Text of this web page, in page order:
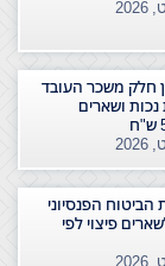
חלק משכר העובד
ושארים
הפנסיוני
פיצוי לפי